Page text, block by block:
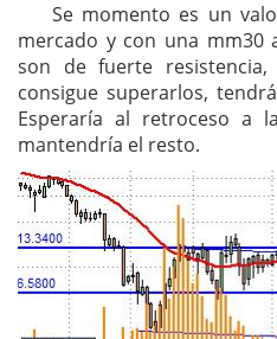
Se momento es un
mercado y con una mm30
son de fuerte
consigue superarlos,
Esperaría al retroceso a
mantendría el resto.